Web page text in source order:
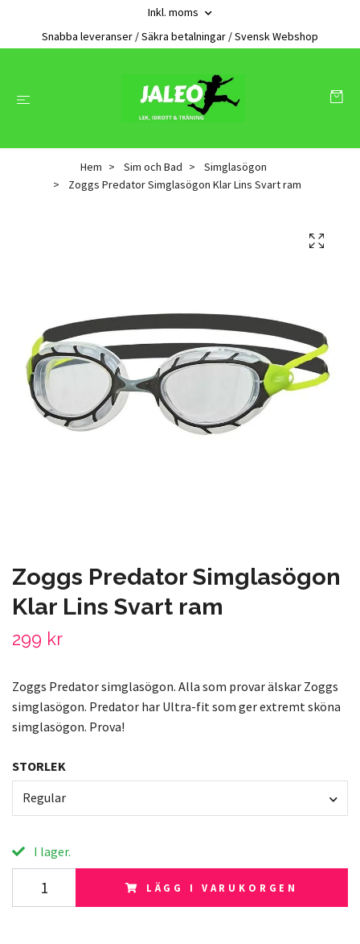
Inkl. moms
Snabba leveranser / Säkra betalningar / Svensk Webshop
Hem Sim och Bad
Simglasögon
Zoggs Predator Simglasögon Klar Lins Svart ram
Zoggs Predator Simglasögon
Klar Lins Svart ram
299 kr
Zoggs Predator simglasögon. Alla som provar älskar Zoggs
simglasögon. Predator har Ultra-fit som ger extremt sköna
simglasögon. Prova!
STORLEK
Regular
I lager.
LÄGG I VARUKORGEN